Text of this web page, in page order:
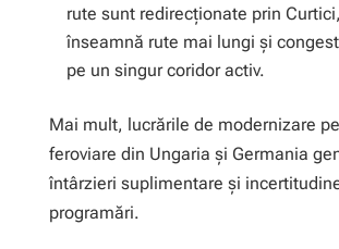
rute sunt redirecționate prin
înseamnă rute mai lungi și
pe un singur coridor activ.
Mai mult, lucrările de modernizare
feroviare din Ungaria și Germania
întârzieri suplimentare și
programări.